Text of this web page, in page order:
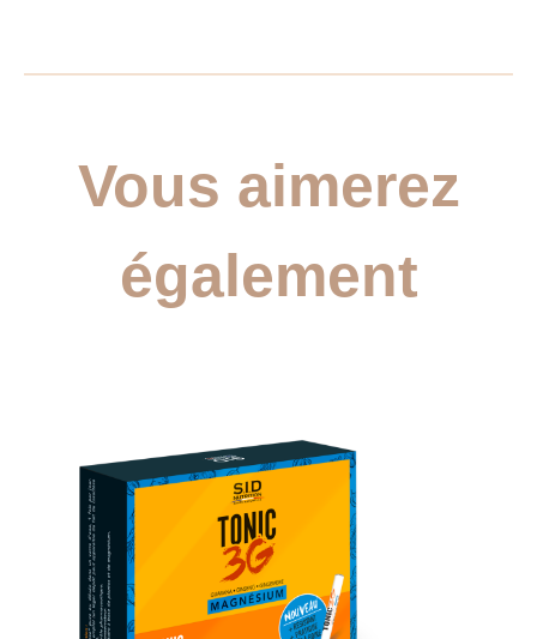
Vous aimerez
également